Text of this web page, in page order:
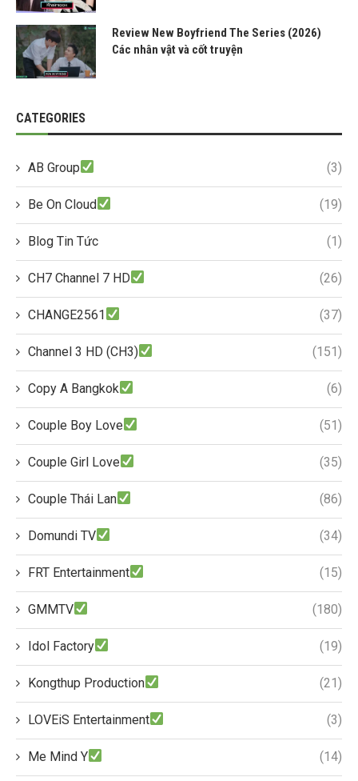
Review New Boyfriend The Series (2026)
Các nhân vật và cốt truyện
CATEGORIES
AB Group (3)
Be On Cloud (19)
Blog Tin Tức (1)
CH7 Channel 7 HD (26)
CHANGE2561 (37)
Channel 3 HD (CH3) (151)
Copy A Bangkok (6)
Couple Boy Love (51)
Couple Girl Love (35)
Couple Thái Lan (86)
Domundi TV (34)
FRT Entertainment (15)
GMMTV (180)
Idol Factory (19)
Kongthup Production (21)
LOVEiS Entertainment (3)
Me Mind Y (14)